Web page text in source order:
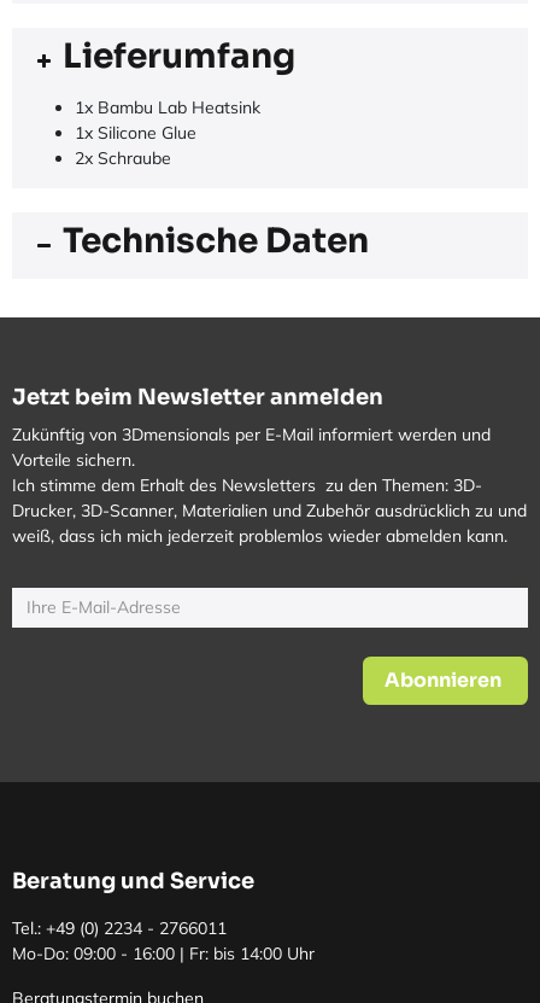
Lieferumfang
1x Bambu Lab Heatsink
1x Silicone Glue
2x Schraube
Technische Daten
Jetzt beim Newsletter anmelden
Zukünftig von 3Dmensionals per E-Mail informiert werden und
Vorteile sichern.
Ich stimme dem Erhalt des Newsletters zu den Themen: 3D-
Drucker, 3D-Scanner, Materialien und Zubehör ausdrücklich zu und
weiß, dass ich mich jederzeit problemlos wieder abmelden kann.
Abonnieren
Beratung und Service
Tel.: +49 (0) 2234 - 2766011
Mo-Do: 09:00 - 16:00 | Fr: bis 14:00 Uhr
Beratungstermin buchen